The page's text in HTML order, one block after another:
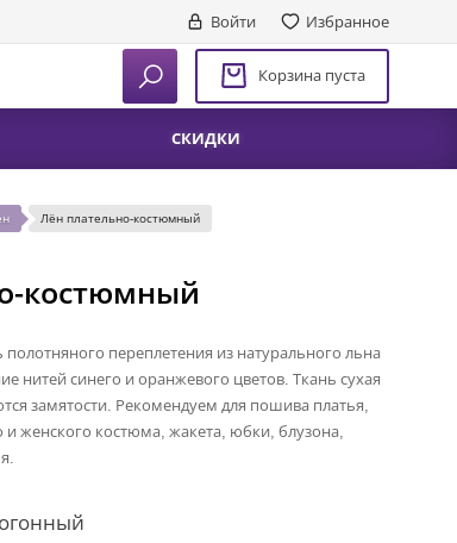
Войти Избранное
Корзина пуста
СКИДКИ
Лён плательно-костюмный
костюмный
переплетения из натурального льна
нитей синего и оранжевого цветов. Ткань сухая
замятости. Рекомендуем для пошива платья,
и женского костюма, жакета, юбки, блузона,